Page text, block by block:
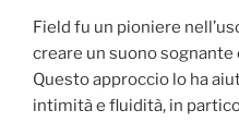
Field fu un pioniere
creare un suono
Questo approccio lo ha
intimità e fluidità, in